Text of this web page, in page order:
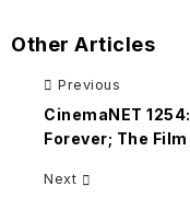
Other Articles
Previous
CinemaNET
Forever; The
Next